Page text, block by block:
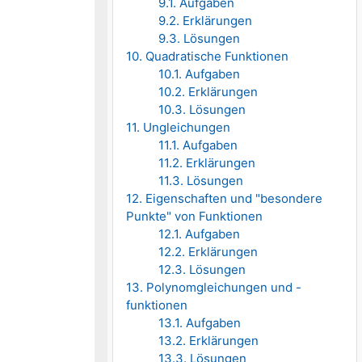
9.1. Aufgaben
9.2. Erklärungen
9.3. Lösungen
10. Quadratische Funktionen
10.1. Aufgaben
10.2. Erklärungen
10.3. Lösungen
11. Ungleichungen
11.1. Aufgaben
11.2. Erklärungen
11.3. Lösungen
12. Eigenschaften und "besondere
Punkte" von Funktionen
12.1. Aufgaben
12.2. Erklärungen
12.3. Lösungen
13. Polynomgleichungen und -
funktionen
13.1. Aufgaben
13.2. Erklärungen
13.3. Lösungen